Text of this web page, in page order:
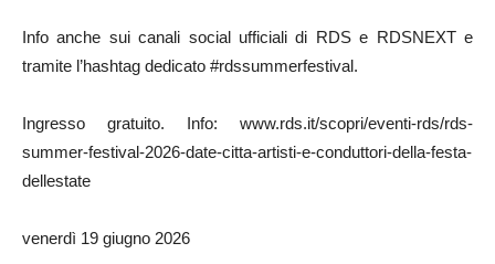
Info anche sui canali social ufficiali di RDS e RDSNEXT e
tramite l’hashtag dedicato #rdssummerfestival.
Ingresso gratuito. Info: www.rds.it/scopri/eventi-rds/rds-
summer-festival-2026-date-citta-artisti-e-conduttori-della-festa-
dellestate
venerdì 19 giugno 2026